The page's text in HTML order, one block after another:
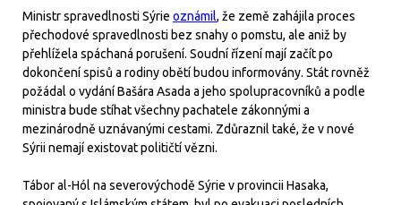
Ministr spravedlnosti Sýrie oznámil, že země zahájila proces
přechodové spravedlnosti bez snahy o pomstu, ale aniž by
přehlížela spáchaná porušení. Soudní řízení mají začít po
dokončení spisů a rodiny obětí budou informovány. Stát rovněž
požádal o vydání Bašára Asada a jeho spolupracovníků a podle
ministra bude stíhat všechny pachatele zákonnými a
mezinárodně uznávanými cestami. Zdůraznil také, že v nové
Sýrii nemají existovat političtí vězni.
Tábor al-Hól na severovýchodě Sýrie v provincii Hasaka,